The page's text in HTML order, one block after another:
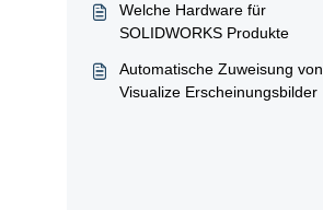
Welche Hardware für
SOLIDWORKS Produkte
Automatische Zuweisung von
Visualize Erscheinungsbilder